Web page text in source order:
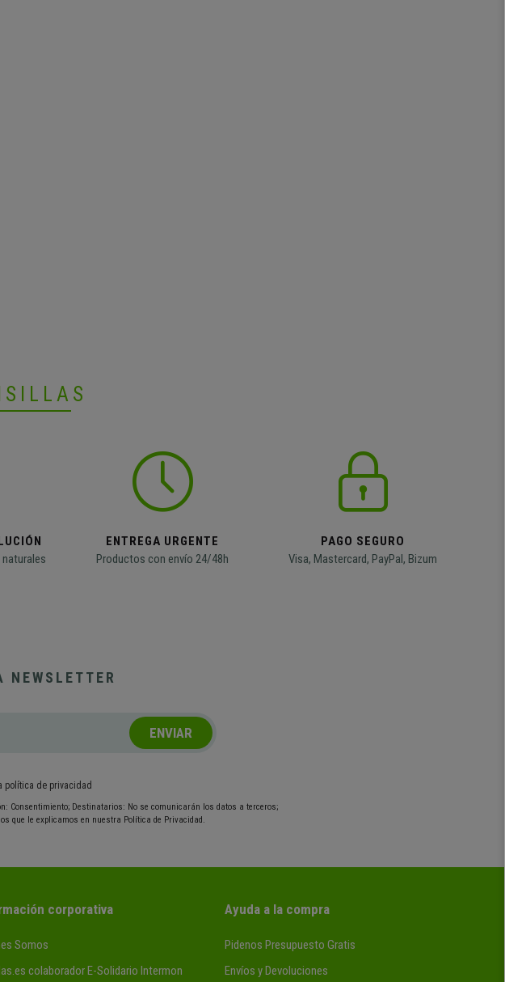
ENTREGA URGENTE
Productos con envío 24/48h
PAGO SEGURO
Visa, Mastercard, PayPal, Bizum
NEWSLETTER
ENVIAR
política de privacidad
Consentimiento; Destinatarios: No se comunicarán los datos a terceros;
que le explicamos en nuestra Política de Privacidad.
corporativa
Somos
colaborador E-Solidario Intermon
Ayuda a la compra
Pidenos Presupuesto Gratis
Envíos y Devoluciones